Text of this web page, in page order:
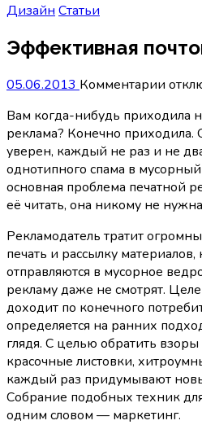
Дизайн Статьи
Эффективная
05.06.2013 Комментарии к
Вам когда-нибудь приходила
реклама? Конечно приходила.
уверен, каждый не раз и не
однотипного спама в
основная проблема печатной
её читать, она никому не
Рекламодатель тратит
печать и рассылку материалов,
отправляются в мусорное
рекламу даже не смотрят.
доходит по конечного
определяется на ранних
глядя. С целью обратить
красочные листовки,
каждый раз придумывают
Собрание подобных техник
одним словом — маркетинг.